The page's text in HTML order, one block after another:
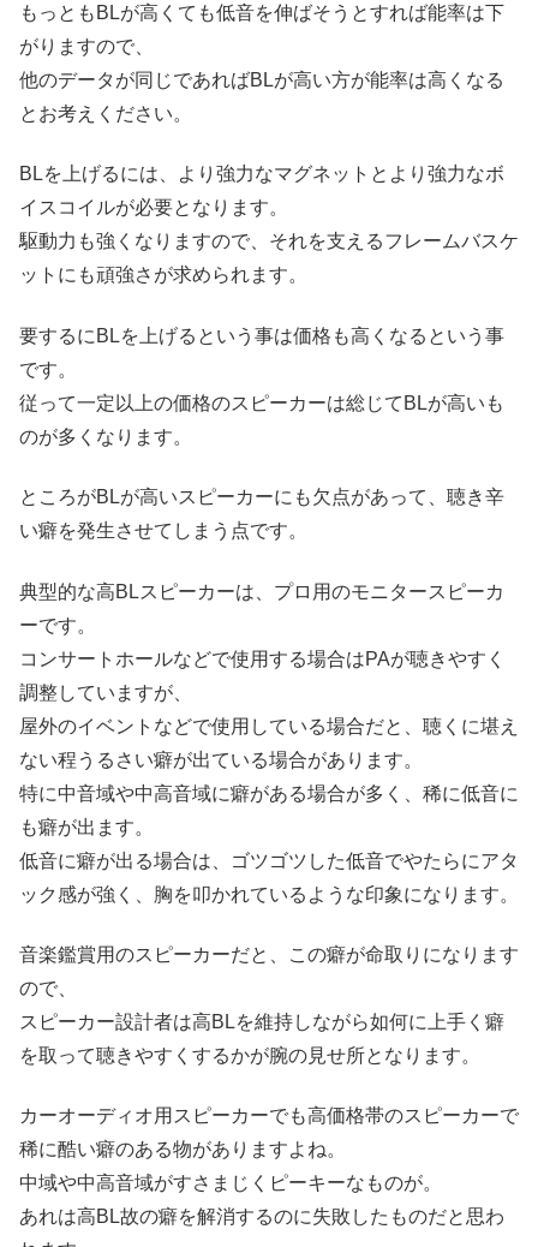
もっともBLが高くても低音を伸ばそうとすれば能率は下
がりますので、
他のデータが同じであればBLが高い方が能率は高くなる
とお考えください。
BLを上げるには、より強力なマグネットとより強力なボ
イスコイルが必要となります。
駆動力も強くなりますので、それを支えるフレームバスケ
ットにも頑強さが求められます。
要するにBLを上げるという事は価格も高くなるという事
です。
従って一定以上の価格のスピーカーは総じてBLが高いも
のが多くなります。
ところがBLが高いスピーカーにも欠点があって、聴き辛
い癖を発生させてしまう点です。
典型的な高BLスピーカーは、プロ用のモニタースピーカ
ーです。
コンサートホールなどで使用する場合はPAが聴きやすく
調整していますが、
屋外のイベントなどで使用している場合だと、聴くに堪え
ない程うるさい癖が出ている場合があります。
特に中音域や中高音域に癖がある場合が多く、稀に低音に
も癖が出ます。
低音に癖が出る場合は、ゴツゴツした低音でやたらにアタ
ック感が強く、胸を叩かれているような印象になります。
音楽鑑賞用のスピーカーだと、この癖が命取りになります
ので、
スピーカー設計者は高BLを維持しながら如何に上手く癖
を取って聴きやすくするかが腕の見せ所となります。
カーオーディオ用スピーカーでも高価格帯のスピーカーで
稀に酷い癖のある物がありますよね。
中域や中高音域がすさまじくピーキーなものが。
あれは高BL故の癖を解消するのに失敗したものだと思わ